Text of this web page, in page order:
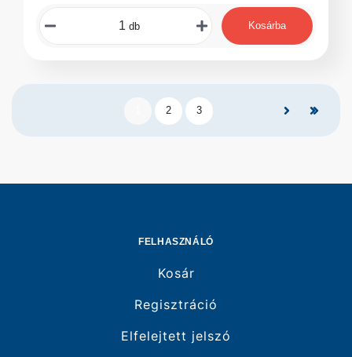
db Kosárba
2 3
FELHASZNÁLÓ
Kosár
Regisztráció
Elfelejtett jelszó